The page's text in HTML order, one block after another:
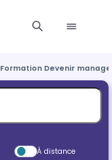
Formation Devenir
À distance